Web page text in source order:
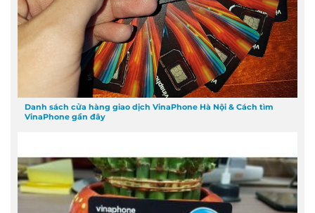
Danh sách cửa hàng giao dịch VinaPhone Hà Nội & Cách tìm
VinaPhone gần đây